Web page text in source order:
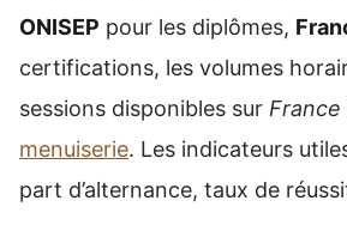
ONISEP pour les diplômes,
certifications, les volumes
sessions disponibles sur France
menuiserie. Les indicateurs
part d’alternance, taux de